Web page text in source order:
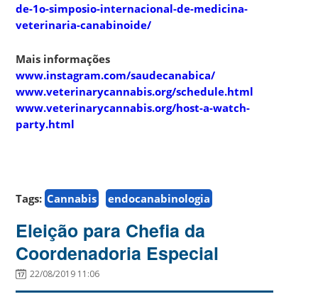
de-1o-simposio-internacional-de-medicina-
veterinaria-canabinoide/
Mais informações
www.instagram.com/saudecanabica/
www.veterinarycannabis.org/schedule.html
www.veterinarycannabis.org/host-a-watch-
party.html
Tags: Cannabis endocanabinologia
Eleição para Chefia da
Coordenadoria Especial
22/08/2019 11:06